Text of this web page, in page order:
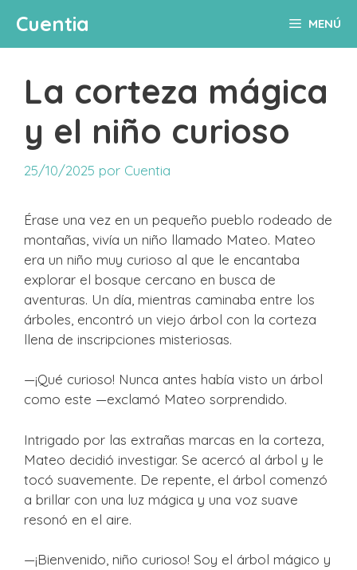
contenido
Cuentia MENÚ
La corteza mágica
y el niño curioso
25/10/2025 por Cuentia
Érase una vez en un pequeño pueblo rodeado de
montañas, vivía un niño llamado Mateo. Mateo
era un niño muy curioso al que le encantaba
explorar el bosque cercano en busca de
aventuras. Un día, mientras caminaba entre los
árboles, encontró un viejo árbol con la corteza
llena de inscripciones misteriosas.
—¡Qué curioso! Nunca antes había visto un árbol
como este —exclamó Mateo sorprendido.
Intrigado por las extrañas marcas en la corteza,
Mateo decidió investigar. Se acercó al árbol y le
tocó suavemente. De repente, el árbol comenzó
a brillar con una luz mágica y una voz suave
resonó en el aire.
—¡Bienvenido, niño curioso! Soy el árbol mágico y